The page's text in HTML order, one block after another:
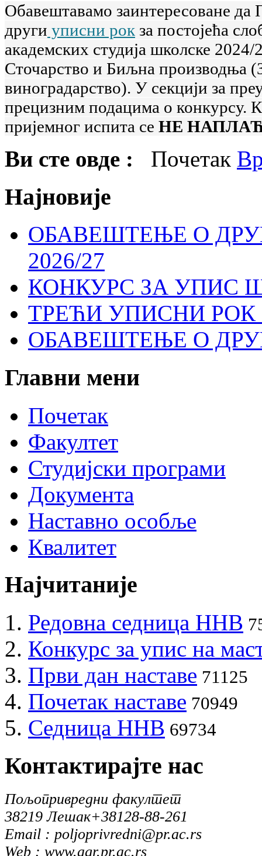
Обавештавамо заинтересоване да
други уписни рок за постојећа
академских студија школске
Сточарство и Биљна производња
виноградарство). У секцији за
прецизним подацима о конкурсу.
пријемног испита се НЕ
Ви сте овде : Почетак
Најновије
ОБАВЕШТЕЊЕ О
2026/27
КОНКУРС ЗА УПИС
ТРЕЋИ УПИСНИ РОК
ОБАВЕШТЕЊЕ О
Главни мени
Почетак
Факултет
Студијски програми
Документа
Наставно особље
Квалитет
Најчитаније
Редовна седница ННВ
Конкурс за упис на
Први дан наставе 71125
Почетак наставе 70949
Седница ННВ 69734
Контактирајте нас
Пољопривредни факултет
38219 Лешак+38128-88-261
Email : poljoprivredni@pr.ac.rs
Web : www.agr.pr.ac.rs